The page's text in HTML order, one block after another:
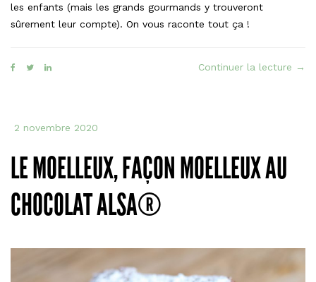
les enfants (mais les grands gourmands y trouveront
sûrement leur compte). On vous raconte tout ça !
Continuer la lecture « «
→
2 novembre 2020
LE MOELLEUX, FAÇON MOELLEUX AU
CHOCOLAT ALSA®